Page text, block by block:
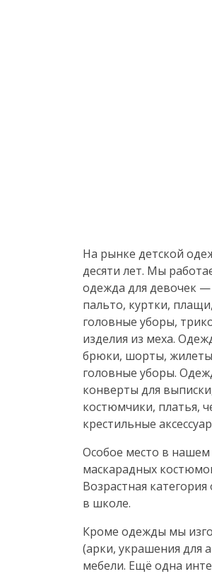
На рынке детской
десяти лет. Мы
одежда для девочек
пальто, куртки,
головные уборы,
изделия из меха.
брюки, шорты,
головные уборы.
конверты для
костюмчики, платья,
крестильные
Особое место в
маскарадных
Возрастная
в школе.
Кроме одежды мы
(арки, украшения для
мебели. Ещё одна